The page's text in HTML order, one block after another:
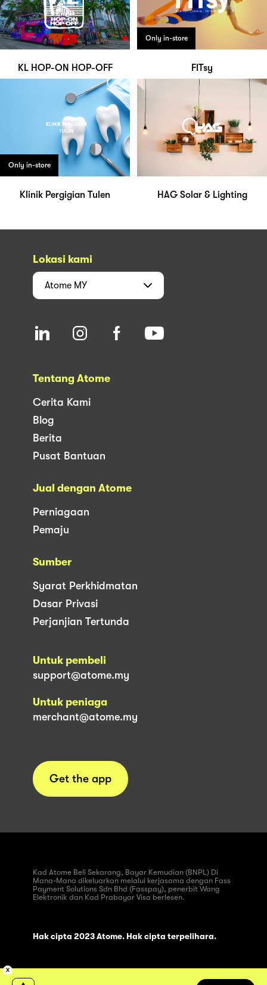
KL HOP-ON HOP-OFF
Only in-store
FITsy
Only in-store
Klinik Pergigian Tulen HAG Solar & Lighting
Lokasi kami
Atome MY
Tentang Atome
Cerita Kami
Blog
Berita
Pusat Bantuan
Jual dengan Atome
Perniagaan
Pemaju
Sumber
Syarat Perkhidmatan
Dasar Privasi
Perjanjian Tertunda
Untuk pembeli
support@atome.my
Untuk peniaga
merchant@atome.my
Get the app
Kad Atome Beli Sekarang, Bayar Kemudian (BNPL) Di
Mana-Mana dikeluarkan melalui kerjasama dengan Fass
Payment Solutions Sdn Bhd (Fasspay), penerbit Wang
Elektronik dan Kad Prabayar Visa berlesen.
Hak cipta 2023 Atome. Hak cipta terpelihara.